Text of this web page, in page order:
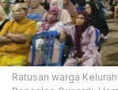
Ratusan warga